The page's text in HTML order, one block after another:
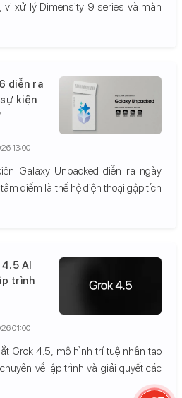
xử lý Dimensity 9 series và màn
diễn ra
kiện
Galaxy Unpacked diễn ra ngày
điểm là thế hệ điện thoại gập tích
13:00
AI
trình
Grok 4.5, mô hình trí tuệ nhân tạo
về lập trình và giải quyết các
01:00